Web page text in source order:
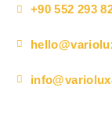
+90 552 293